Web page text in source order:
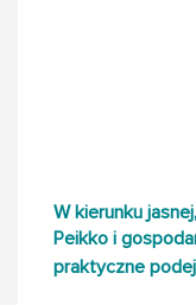
W kierunku
Peikko i
praktyczne